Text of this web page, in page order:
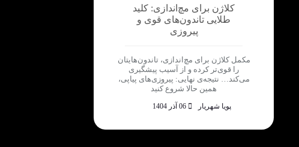
کلاژن برای مچ‌اندازی: کلید
طلایی تاندون‌های قوی و
پیروزی
مکمل کلاژن برای مچ‌اندازی، تاندون‌هایتان
را قوی‌تر کرده و از آسیب پیشگیری
می‌کند… نتیجه‌ی نهایی: پیروزی‌های پیاپی،
همین حالا شروع کنید
پویا شهریار